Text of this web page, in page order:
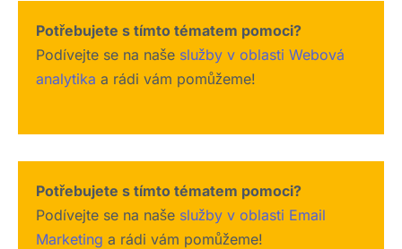
Potřebujete s tímto tématem pomoci?
Podívejte se na naše služby v oblasti Webová
analytika a rádi vám pomůžeme!
Potřebujete s tímto tématem pomoci?
Podívejte se na naše služby v oblasti Email
Marketing a rádi vám pomůžeme!